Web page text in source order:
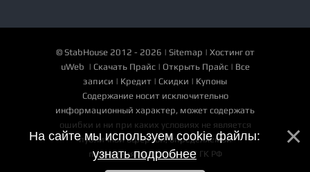
© StabHouse2012 - 2026 | Sitemap | Хостинг от
uWeb | Скачать Прайс| Открыть Прайс| Все
записи | Кредит | Скидки | Купоны
Содержание носит исключительно
информационный характер, может содержать
ошибки и ни при каких условиях не является
публичной офертой, определяемой
положениями статьи 437 ГК РФ
На сайте мы используем cookie файлы:
узнать подробнее